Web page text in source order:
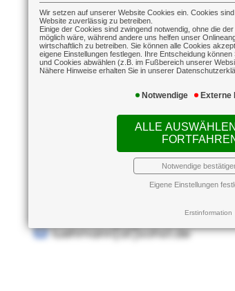
Wir setzen auf unserer Website Cookies ein. Cookies
Website zuverlässig zu betreiben.
Einige der Cookies sind zwingend notwendig, ohne die
möglich wäre, während andere uns helfen unser
wirtschaftlich zu betreiben. Sie können alle Cookies
eigene Einstellungen festlegen. Ihre Entscheidung
und Cookies abwählen (z.B. im Fußbereich unserer
Nähere Hinweise erhalten Sie in unserer
Notwendige Externe
ALLE
Notwendige
Eigene Einstellungen
Erstinformation
thiel[at]sohst.de
Susan Lühmann
Versicherungskauffrau
Kundenberaterin
luehmann[at]sohst.de